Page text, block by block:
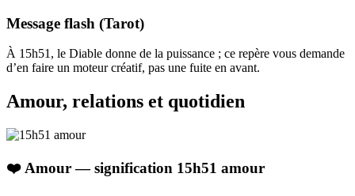
Message flash (Tarot)
À 15h51, le Diable donne de la puissance ; ce repère vous demande
d’en faire un moteur créatif, pas une fuite en avant.
Amour, relations et quotidien
❤️ Amour — signification 15h51 amour